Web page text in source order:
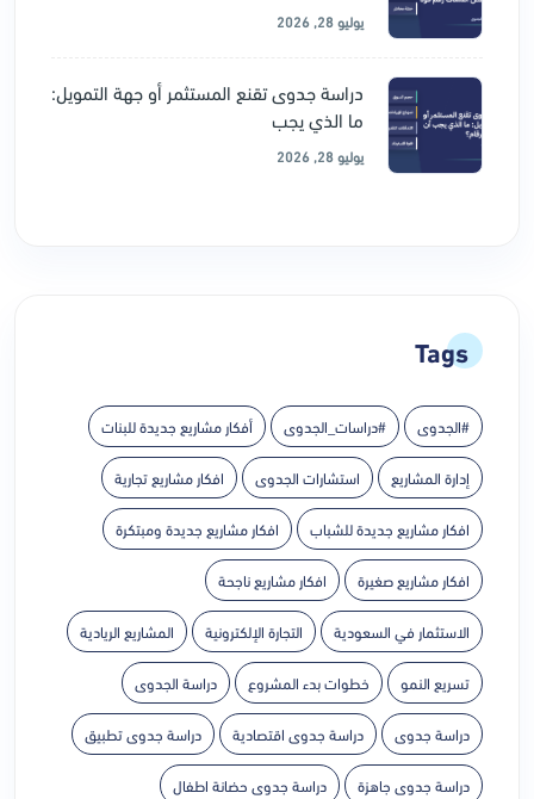
يوليو 28, 2026
دراسة جدوى تقنع المستثمر أو جهة التمويل:
ما الذي يجب
يوليو 28, 2026
Tags
#الجدوى #دراسات_الجدوى أفكار مشاريع جديدة للبنات
إدارة المشاريع استشارات الجدوى افكار مشاريع تجارية
افكار مشاريع جديدة للشباب افكار مشاريع جديدة ومبتكرة
افكار مشاريع صغيرة افكار مشاريع ناجحة
الاستثمار في السعودية التجارة الإلكترونية المشاريع الريادية
تسريع النمو خطوات بدء المشروع دراسة الجدوى
دراسة جدوى دراسة جدوى اقتصادية دراسة جدوى تطبيق
دراسة جدوى جاهزة دراسة جدوى حضانة اطفال